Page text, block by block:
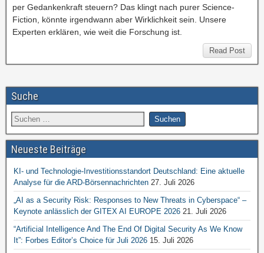
per Gedankenkraft steuern? Das klingt nach purer Science-
Fiction, könnte irgendwann aber Wirklichkeit sein. Unsere
Experten erklären, wie weit die Forschung ist.
Read Post
Suche
Neueste Beiträge
KI- und Technologie-Investitionsstandort Deutschland: Eine aktuelle
Analyse für die ARD-Börsennachrichten 27. Juli 2026
„AI as a Security Risk: Responses to New Threats in Cyberspace“ –
Keynote anlässlich der GITEX AI EUROPE 2026 21. Juli 2026
“Artificial Intelligence And The End Of Digital Security As We Know
It”: Forbes Editor’s Choice für Juli 2026 15. Juli 2026